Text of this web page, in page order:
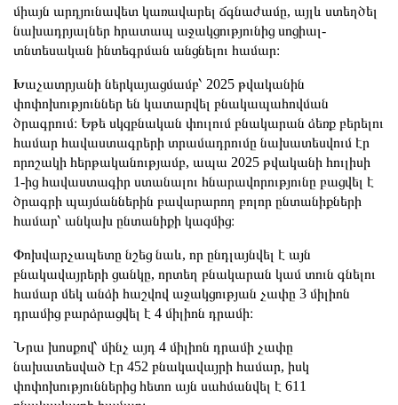
միայն արդյունավետ կառավարել ճգնաժամը, այլև ստեղծել
նախադրյալներ հրատապ աջակցությունից սոցիալ-
տնտեսական ինտեգրման անցնելու համար։
Խաչատրյանի ներկայացմամբ՝ 2025 թվականին
փոփոխություններ են կատարվել բնակապահովման
ծրագրում։ Եթե սկզբնական փուլում բնակարան ձեռք բերելու
համար հավաստագրերի տրամադրումը նախատեսվում էր
որոշակի հերթականությամբ, ապա 2025 թվականի հուլիսի
1-ից հավաստագիր ստանալու հնարավորությունը բացվել է
ծրագրի պայմաններին բավարարող բոլոր ընտանիքների
համար՝ անկախ ընտանիքի կազմից։
Փոխվարչապետը նշեց նաև, որ ընդլայնվել է այն
բնակավայրերի ցանկը, որտեղ բնակարան կամ տուն գնելու
համար մեկ անձի հաշվով աջակցության չափը 3 միլիոն
դրամից բարձրացվել է 4 միլիոն դրամի։
Նրա խոսքով՝ մինչ այդ 4 միլիոն դրամի չափը
նախատեսված էր 452 բնակավայրի համար, իսկ
փոփոխություններից հետո այն սահմանվել է 611